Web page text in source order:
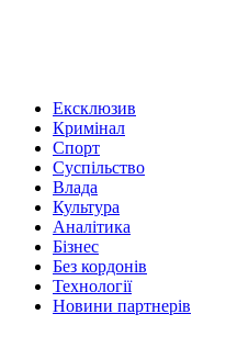
Ексклюзив
Кримінал
Спорт
Суспільство
Влада
Культура
Аналітика
Бізнес
Без кордонів
Технології
Новини партнерів